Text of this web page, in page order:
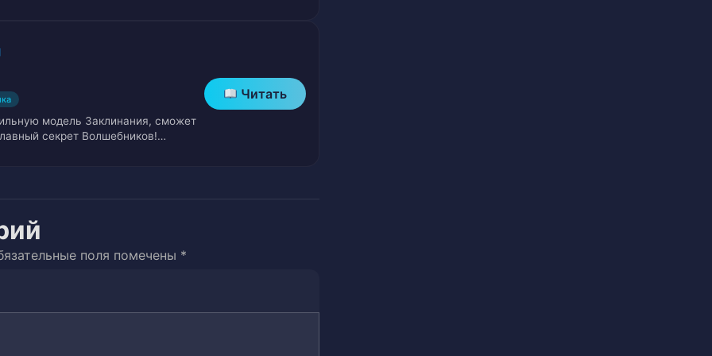
и смертью
модель Заклинания, сможет
секрет Волшебников!…
Читать
поля помечены *